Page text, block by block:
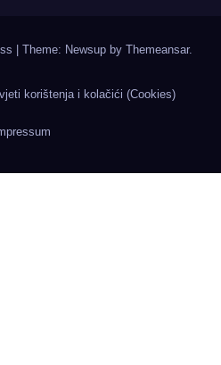
| Theme: Newsup by Themeansar.
korištenja i kolačići (Cookies)